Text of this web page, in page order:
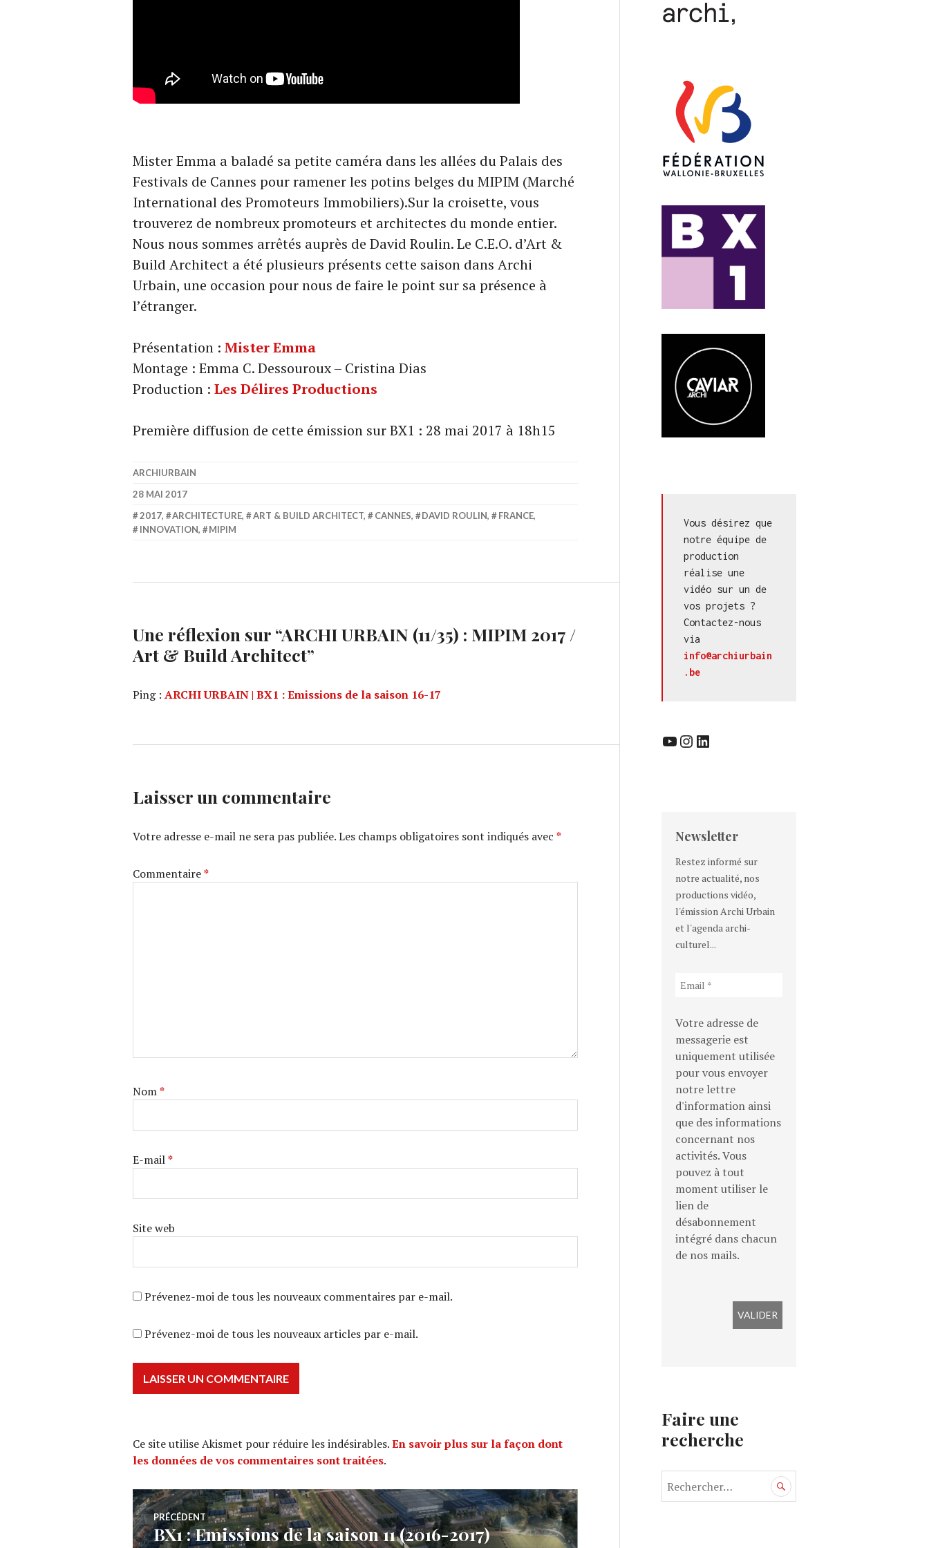
Mister Emma a baladé sa petite caméra dans les allées du Palais des
Festivals de Cannes pour ramener les potins belges du MIPIM (Marché
International des Promoteurs Immobiliers).Sur la croisette, vous
trouverez de nombreux promoteurs et architectes du monde entier.
Nous nous sommes arrêtés auprès de David Roulin. Le C.E.O. d’Art &
Build Architect a été plusieurs présents cette saison dans Archi
Urbain, une occasion pour nous de faire le point sur sa présence à
l’étranger.
Présentation : Mister Emma
Montage : Emma C. Dessouroux – Cristina Dias
Production : Les Délires Productions
Première diffusion de cette émission sur BX1 : 28 mai 2017 à 18h15
ARCHIURBAIN
28 MAI 2017
2017, ARCHITECTURE, ART & BUILD ARCHITECT, CANNES, DAVID ROULIN, FRANCE,
INNOVATION, MIPIM
Une réflexion sur “ARCHI URBAIN (11/35) : MIPIM 2017 /
Art & Build Architect”
Ping : ARCHI URBAIN | BX1 : Emissions de la saison 16-17
Laisser un commentaire
Votre adresse e-mail ne sera pas publiée.Les champs obligatoires sont indiqués avec *
Commentaire*
Nom*
E-mail*
Site web
Prévenez-moi de tous les nouveaux commentaires par e-mail.
Prévenez-moi de tous les nouveaux articles par e-mail.
Ce site utilise Akismet pour réduire les indésirables.En savoir plus sur la façon dont
les données de vos commentaires sont traitées.
Navigation
PRÉCÉDENT
Article
BX1 : Emissions de la saison 11 (2016-2017)
Vous désirez que
notre équipe de
production
réalise une
vidéo sur un de
vos projets ?
Contactez-nous
info@archiurbain
.be
YouTube InstagramLinkedIn
Newsletter
Restez informé sur
notre actualité, nos
productions vidéo,
l'émission Archi Urbain
et l'agenda archi-
culturel...
Votre adresse de
messagerie est
uniquement utilisée
pour vous envoyer
notre lettre
d'information ainsi
que des informations
concernant nos
activités. Vous
pouvez à tout
moment utiliser le
lien de
désabonnement
intégré dans chacun
de nos mails.
Faire une
recherche